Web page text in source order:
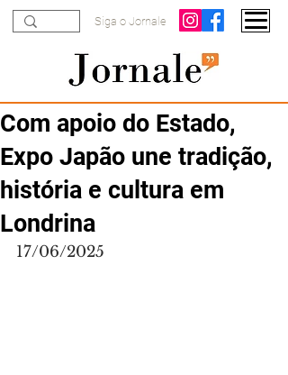
Siga o Jornale
Com apoio do Estado,
Expo Japão une tradição,
história e cultura em
Londrina
17/06/2025